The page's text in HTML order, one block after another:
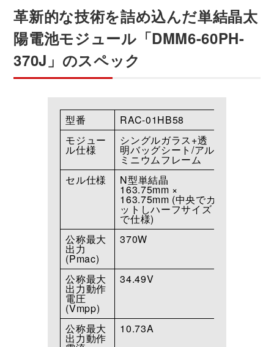
革新的な技術を詰め込んだ単結晶太
陽電池モジュール「DMM6-60PH-
370J」のスペック
型番
RAC-01HB58
モジュー
ル仕様
シングルガラス+透
明バッグシート/アル
ミニウムフレーム
セル仕様
N型単結晶
163.75mm ×
163.75mm (中央でカ
ットしハーフサイズ
で仕様)
公称最大
出力
(Pmac)
370W
公称最大
出力動作
電圧
(Vmpp)
34.49V
公称最大
出力動作
10.73A